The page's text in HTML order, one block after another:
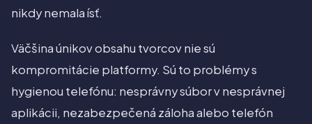
nikdy nemala ísť.
Väčšina únikov obsahu tvorcov nie sú
kompromitácie platformy. Sú to problémy s
hygienou telefónu: nesprávny súbor v nesprávnej
aplikácii, nezabezpečená záloha alebo telefón